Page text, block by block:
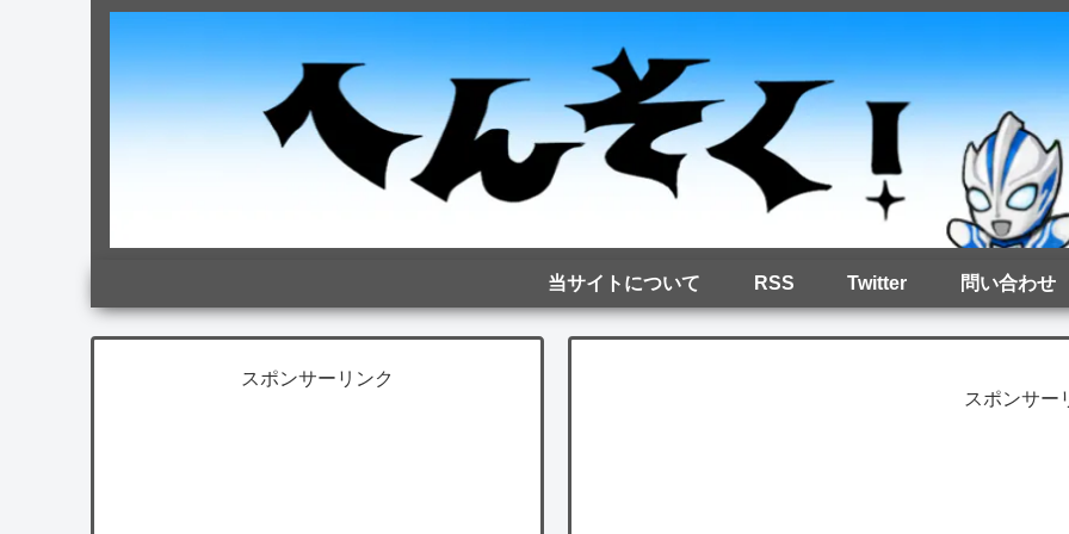
当サイトについて RSS Twitter 問い合わせ
スポンサー
スポンサーリンク